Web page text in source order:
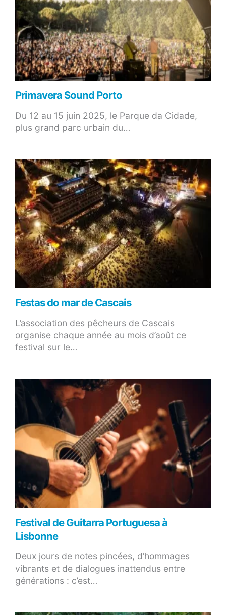
Primavera Sound Porto
Du 12 au 15 juin 2025, le Parque da Cidade,
plus grand parc urbain du…
Festas do mar de Cascais
L’association des pêcheurs de Cascais
organise chaque année au mois d’août ce
festival sur le…
Festival de Guitarra Portuguesa à
Lisbonne
Deux jours de notes pincées, d’hommages
vibrants et de dialogues inattendus entre
générations : c’est…